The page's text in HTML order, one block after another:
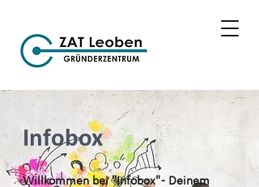
Willkommen bei "Infobox" - Deinem
Infobox